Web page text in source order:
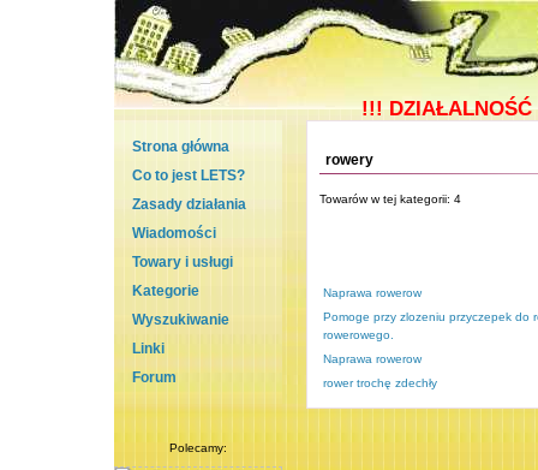
!!!DZIAŁALNOŚĆ
Strona główna
Co to jest LETS?
Zasady działania
Wiadomości
Towary i usługi
Kategorie
Wyszukiwanie
Linki
Forum
Polecamy:
rowery
Towarów w tej kategorii: 4
Naprawa rowerow
Pomoge przy zlozeniu przyczepek do
rowerowego.
Naprawa rowerow
rower trochę zdechły